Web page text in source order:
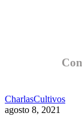
CharlasCultivos
agosto 8, 2021